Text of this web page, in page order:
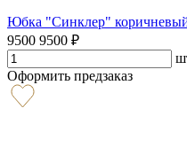
Юбка "Синклер"
9500 9500 ₽
Оформить предзаказ